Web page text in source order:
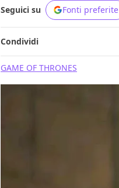
Seguici su Fonti preferite
Condividi
GAME OF THRONES